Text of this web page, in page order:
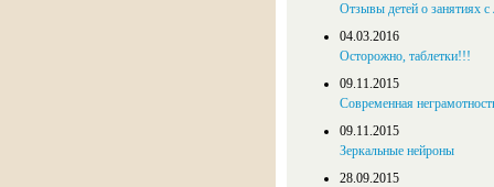
Отзывы детей о занятиях
04.03.2016
Осторожно, таблетки!!!
09.11.2015
Современная
09.11.2015
Зеркальные нейроны
28.09.2015